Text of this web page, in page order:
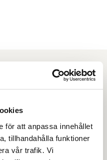
för att anpassa innehållet
tillhandahålla funktioner
vår trafik. Vi
eller logga in för att